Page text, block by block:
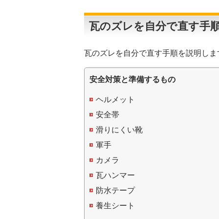
瓦のズレを自分で直す手
瓦のズレを自分で直す手順を説明しま
安全対策と準備するもの
ヘルメット
安全帯
滑りにくい靴
軍手
カメラ
瓦ハンマー
防水テープ
養生シート